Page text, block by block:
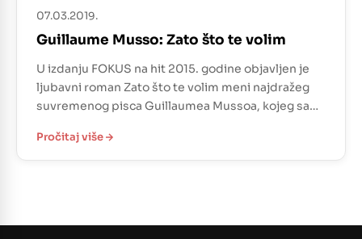
07.03.2019.
Guillaume Musso: Zato što te volim
U izdanju FOKUS na hit 2015. godine objavljen je
ljubavni roman Zato što te volim meni najdražeg
suvremenog pisca Guillaumea Mussoa, kojeg sam
ponovno dovršila. Prvu recenziju ovog romana s
opisom pronađite na
Pročitaj više